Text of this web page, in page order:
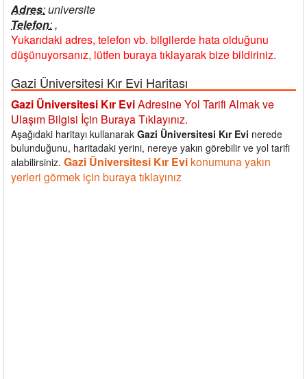
Adres:universite
Telefon:,
Yukarıdaki adres, telefon vb. bilgilerde hata olduğunu
düşünuyorsanız, lütfen buraya tıklayarak bize bildiriniz.
Gazi Üniversitesi Kır Evi Haritası
Gazi Üniversitesi Kır EviAdresine Yol Tarifi Almak ve
Ulaşım Bilgisi İçin Buraya Tıklayınız.
Aşağıdaki haritayı kullanarak Gazi Üniversitesi Kır Evi nerede
bulunduğunu, haritadaki yerini, nereye yakın görebilir ve yol tarifi
alabilirsiniz. Gazi Üniversitesi Kır Evi konumuna yakın
yerleri görmek için buraya tıklayınız